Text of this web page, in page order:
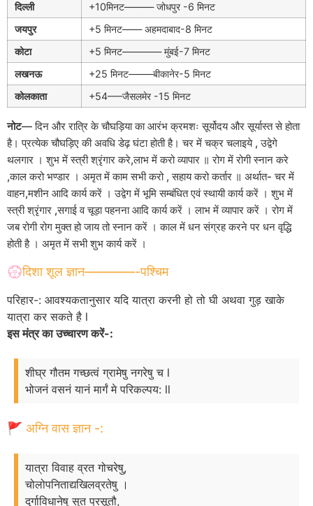
दिल्ली
+10मिनट——— जोधपुर -6 मिनट
जयपुर
+5 मिनट—— अहमदाबाद-8 मिनट
कोटा
+5 मिनट———— मुंबई-7 मिनट
लखनऊ
+25 मिनट——–बीकानेर-5 मिनट
कोलकाता
+54—–जैसलमेर -15 मिनट
नोट— दिन और रात्रि के चौघड़िया का आरंभ क्रमशः सूर्योदय और सूर्यास्त से होता
है। प्रत्येक चौघड़िए की अवधि डेढ़ घंटा होती है। चर में चक्र चलाइये , उद्वेगे
थलगार । शुभ में स्त्री श्रृंगार करे,लाभ में करो व्यापार ॥ रोग में रोगी स्नान करे
,काल करो भण्डार । अमृत में काम सभी करो , सहाय करो कर्तार ॥ अर्थात- चर में
वाहन,मशीन आदि कार्य करें । उद्वेग में भूमि सम्बंधित एवं स्थायी कार्य करें । शुभ में
स्त्री श्रृंगार ,सगाई व चूड़ा पहनना आदि कार्य करें । लाभ में व्यापार करें । रोग में
जब रोगी रोग मुक्त हो जाय तो स्नान करें । काल में धन संग्रह करने पर धन वृद्धि
होती है । अमृत में सभी शुभ कार्य करें ।
💮दिशा शूल ज्ञान————-पश्चिम
परिहार-: आवश्यकतानुसार यदि यात्रा करनी हो तो घी अथवा गुड़ खाके
यात्रा कर सकते है l
इस मंत्र का उच्चारण करें-:
शीघ्र गौतम गच्छत्वं ग्रामेषु नगरेषु च l
भोजनं वसनं यानं मार्गं मे परिकल्पय: ll
🚩 अग्नि वास ज्ञान -:
यात्रा विवाह व्रत गोचरेषु,
चोलोपनिताद्यखिलव्रतेषु ।
दुर्गाविधानेषु सुत प्रसूतौ,